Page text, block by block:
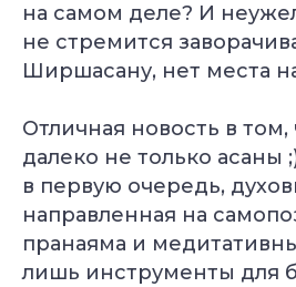
на самом деле? И
не стремится
Ширшасану, нет места
Отличная новость в
далеко не только асаны
в первую очередь,
направленная на
пранаяма и
лишь инструменты для